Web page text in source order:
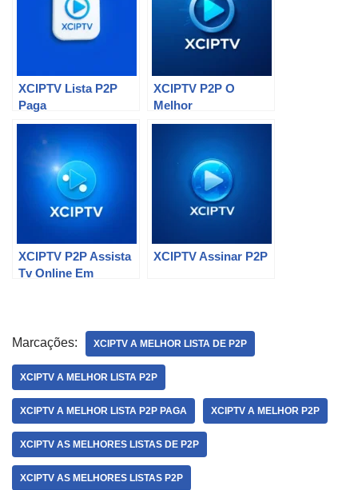
XCIPTV Lista P2P
Paga
XCIPTV P2P O
Melhor
XCIPTV P2P Assista
Tv Online Em
XCIPTV Assinar P2P
Marcações: XCIPTV A MELHOR LISTA DE P2P
XCIPTV A MELHOR LISTA P2P
XCIPTV A MELHOR LISTA P2P PAGA XCIPTV A MELHOR P2P
XCIPTV AS MELHORES LISTAS DE P2P
XCIPTV AS MELHORES LISTAS P2P